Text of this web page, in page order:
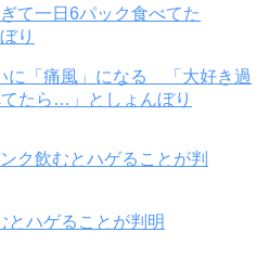
に「痛風」になる 「大好き過
たら…」としょんぼり
とハゲることが判明